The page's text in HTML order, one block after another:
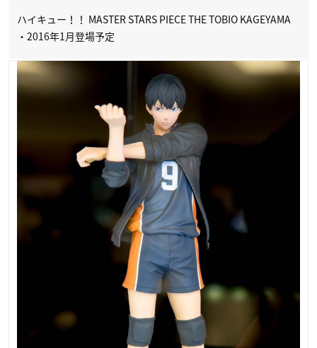
ハイキュー！！ MASTER STARS PIECE THE TOBIO KAGEYAMA
・2016年1月登場予定